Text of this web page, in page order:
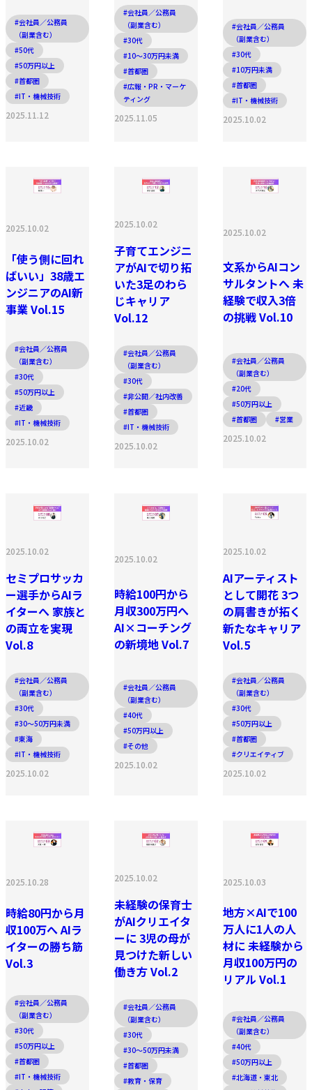
#会社員／公務員
（副業含む）
#50代
#50万円以上
#首都圏
#IT・機械技術
2025.11.12
#会社員／公務員
（副業含む）
#30代
#10〜30万円未満
#首都圏
#広報・PR・マーケ
ティング
2025.11.05
#会社員／公務員
（副業含む）
#30代
#10万円未満
#首都圏
#IT・機械技術
2025.10.02
2025.10.02
「使う側に回れ
ばいい」38歳エ
ンジニアのAI新
事業 Vol.15
#会社員／公務員
（副業含む）
#30代
#50万円以上
#近畿
#IT・機械技術
2025.10.02
2025.10.02
子育てエンジニ
アがAIで切り拓
いた3足のわら
じキャリア
Vol.12
#会社員／公務員
（副業含む）
#30代
#非公開／社内改善
#首都圏
#IT・機械技術
2025.10.02
2025.10.02
文系からAIコン
サルタントへ 未
経験で収入3倍
の挑戦 Vol.10
#会社員／公務員
（副業含む）
#20代
#50万円以上
#首都圏
#営業
2025.10.02
2025.10.02
セミプロサッカ
ー選手からAIラ
イターへ 家族と
の両立を実現
Vol.8
#会社員／公務員
（副業含む）
#30代
#30〜50万円未満
#東海
#IT・機械技術
2025.10.02
2025.10.02
時給100円から
月収300万円へ
AI×コーチング
の新境地 Vol.7
#会社員／公務員
（副業含む）
#40代
#50万円以上
#その他
2025.10.02
2025.10.02
AIアーティスト
として開花 3つ
の肩書きが拓く
新たなキャリア
Vol.5
#会社員／公務員
（副業含む）
#30代
#50万円以上
#首都圏
#クリエイティブ
2025.10.02
2025.10.28
時給80円から月
収100万へ AIラ
イターの勝ち筋
Vol.3
#会社員／公務員
（副業含む）
#30代
#50万円以上
#首都圏
#IT・機械技術
2025.10.02
未経験の保育士
がAIクリエイタ
ーに 3児の母が
見つけた新しい
働き方 Vol.2
#会社員／公務員
（副業含む）
#30代
#30〜50万円未満
#首都圏
#教育・保育
2025.10.03
地方×AIで100
万人に1人の人
材に 未経験から
月収100万円の
リアル Vol.1
#会社員／公務員
（副業含む）
#40代
#50万円以上
#北海道・東北